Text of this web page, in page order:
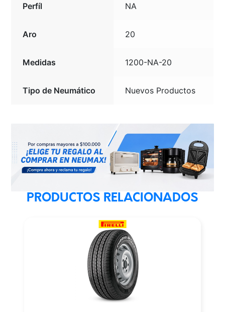
Perfíl NA
Aro 20
Medidas 1200-NA-20
Tipo de Neumático Nuevos Productos
PRODUCTOS RELACIONADOS